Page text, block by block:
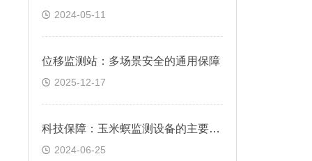
2024-05-11
位移监测站：多场景安全的通用保障
2025-12-17
科技保障：玉米螟监测设备的主要作用是什么？
2024-06-25